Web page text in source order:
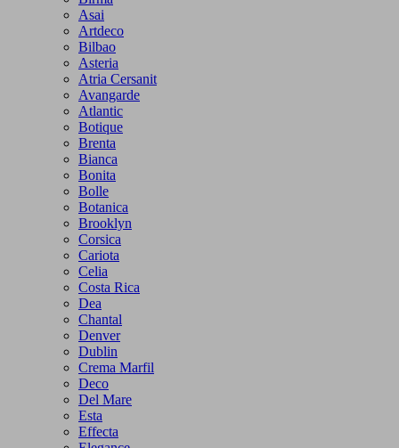
Asai
Artdeco
Bilbao
Asteria
Atria Cersanit
Avangarde
Atlantic
Botique
Brenta
Bianca
Bonita
Bolle
Botanica
Brooklyn
Corsica
Cariota
Celia
Costa Rica
Dea
Chantal
Denver
Dublin
Crema Marfil
Deco
Del Mare
Esta
Effecta